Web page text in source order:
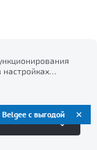
и
Belgee с выгодой